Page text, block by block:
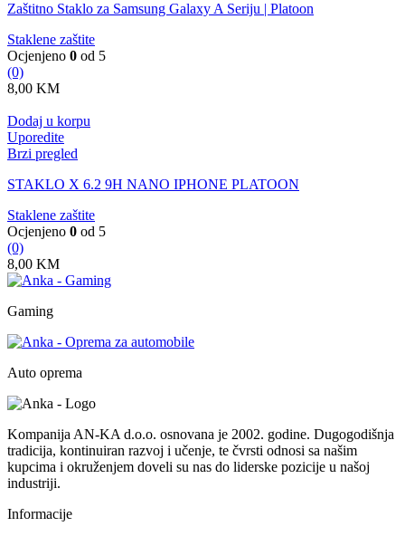
Zaštitno Staklo za Samsung Galaxy A Seriju | Platoon
Staklene zaštite
Ocjenjeno 0 od 5
(0)
8,00 KM
Dodaj u korpu
Uporedite
Brzi pregled
STAKLO X 6.2 9H NANO IPHONE PLATOON
Staklene zaštite
Ocjenjeno 0 od 5
(0)
8,00 KM
Gaming
Auto oprema
Kompanija AN-KA d.o.o. osnovana je 2002. godine. Dugogodišnja
tradicija, kontinuiran razvoj i učenje, te čvrsti odnosi sa našim
kupcima i okruženjem doveli su nas do liderske pozicije u našoj
industriji.
Informacije